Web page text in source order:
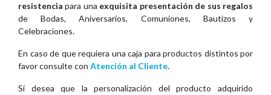
resistencia para una exquisita presentación de sus regalos
de Bodas, Aniversarios, Comuniones, Bautizos y
Celebraciones.
En caso de que requiera una caja para productos distintos por
favor consulte con Atención al Cliente.
Si desea que la personalización del producto adquirido